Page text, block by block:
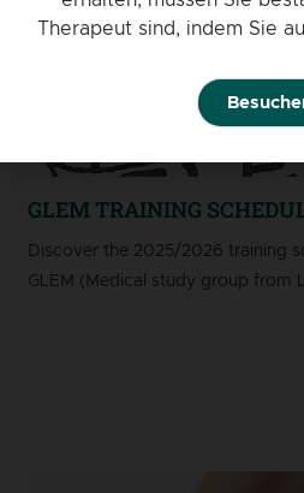
GLEM TRAINING
Discover the 2025/2026 training
GLEM (Medical study group from
Therapeut sind, indem Sie